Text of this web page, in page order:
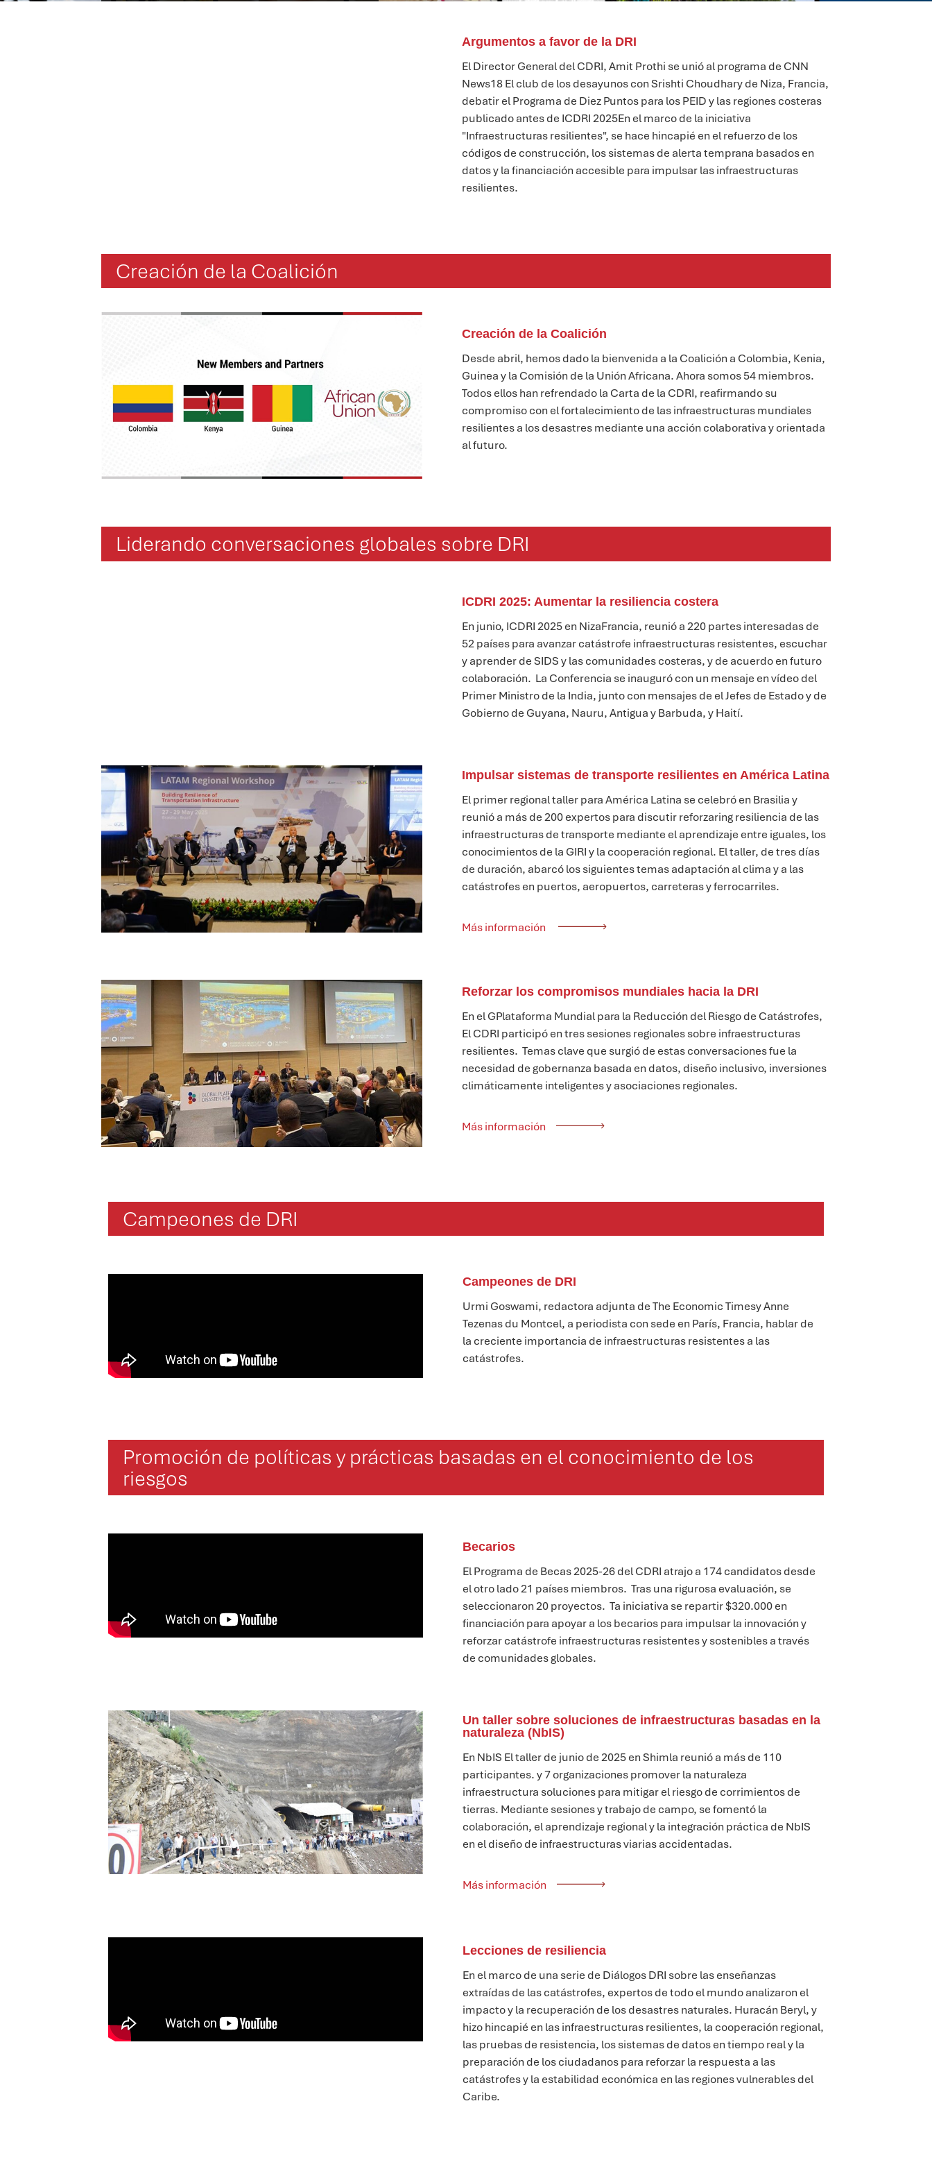
Argumentos a favor de la DRI
El Director General del CDRI, Amit Prothi se unió al programa de CNN
News18El club de los desayunoscon Srishti Choudharyde Niza, Francia,
debatir el Programa de Diez Puntos para los PEID y las regiones costeras
publicado antes de ICDRI 2025En el marco de la iniciativa
"Infraestructuras resilientes", se hace hincapié en el refuerzo de los
códigos de construcción, los sistemas de alerta temprana basados en
datos y la financiación accesible para impulsar las infraestructuras
resilientes.
Creación de la Coalición
Creación de la Coalición
Desde abril, hemos dado la bienvenida a la Coalición a Colombia, Kenia,
Guinea y la Comisión de la Unión Africana. Ahora somos 54 miembros.
Todos ellos han refrendado la Carta de la CDRI, reafirmando su
compromiso con el fortalecimiento de las infraestructuras mundiales
resilientes a los desastres mediante una acción colaborativa y orientada
al futuro.
Liderando conversaciones globales sobre DRI
ICDRI 2025: Aumentar la resiliencia costera
En junio, ICDRI 2025 en NizaFrancia, reunió a 220 partes interesadasde
52 paísespara avanzarcatástrofe infraestructuras resistentes, escuchar
yaprender deSIDSy las comunidades costeras, yde acuerdoenfuturo
colaboración. La Conferencia se inauguró con un mensaje en vídeo del
Primer Ministro de la India, junto con mensajesde elJefes de Estado y de
Gobiernode Guyana, Nauru,Antigua y Barbuda,yHaití.
Impulsar sistemas de transporte resilientes en América Latina
El primerregionaltallerpara América Latina se celebróen Brasiliay
reunió a más de 200 expertos para discutirreforzaringresiliencia de las
infraestructuras de transporte mediante el aprendizaje entre iguales, los
conocimientos de la GIRI y la cooperación regional. El taller, de tres días
de duración, abarcó los siguientes temasadaptación al clima y a las
catástrofes en puertos, aeropuertos, carreteras y ferrocarriles.
Más información
Reforzar los compromisos mundiales hacia la DRI
En elGPlataforma Mundial para la Reducción del Riesgo de Catástrofes,
El CDRI participó en tres sesiones regionales sobre infraestructuras
resilientes. Temas clave que surgióde estas conversaciones fue la
necesidad de gobernanza basada en datos, diseño inclusivo, inversiones
climáticamente inteligentes y asociaciones regionales.
Más información
Campeones de DRI
Campeones de DRI
Urmi Goswami, redactora adjunta deThe Economic Timesy Anne
Tezenasdu Montcel, a periodista con sede en París, Francia, hablar de
la creciente importancia de infraestructuras resistentes a las
catástrofes.
Promoción de políticas y prácticas basadas en el conocimiento de los
riesgos
Becarios
El Programa de Becas 2025-26 del CDRI atrajo a 174 candidatosdesde
el otro lado21 países miembros. Tras una rigurosa evaluación, se
seleccionaron 20 proyectos. Ta iniciativa se repartir $320.000 en
financiación para apoyar a los becarios para impulsar la innovación y
reforzarcatástrofe infraestructuras resistentes y sosteniblesa través
de comunidades globales.
Un taller sobre soluciones de infraestructuras basadas en la
naturaleza (NbIS)
En NbIS El taller de junio de 2025 en Shimla reunió a más de 110
participantes.y 7 organizacionespromover la naturaleza
infraestructura soluciones para mitigar el riesgo de corrimientos de
tierras. Mediante sesiones y trabajo de campo, se fomentó la
colaboración, el aprendizaje regional y la integración práctica de NbIS
en el diseño de infraestructuras viarias accidentadas.
Más información
Lecciones de resiliencia
En el marco de una serie de Diálogos DRI sobre las enseñanzas
extraídas de las catástrofes, expertos de todo el mundo analizaron el
impacto y la recuperación de los desastres naturales. Huracán Beryl, y
hizo hincapié en las infraestructuras resilientes, la cooperación regional,
las pruebas de resistencia, los sistemas de datos en tiempo real y la
preparación de los ciudadanos para reforzar la respuesta a las
catástrofes y la estabilidad económica en las regiones vulnerables del
Caribe.